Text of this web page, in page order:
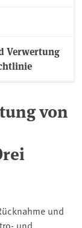
Verwertung
von
und
und